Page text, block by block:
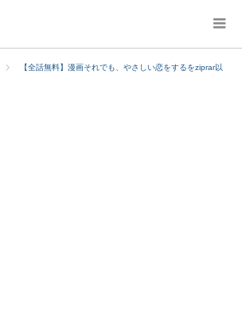
【全話無料】漫画それでも、やさしい恋をするをziprar以